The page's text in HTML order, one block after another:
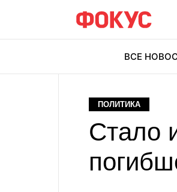
ВСЕ
ПОЛИТИКА
Стало